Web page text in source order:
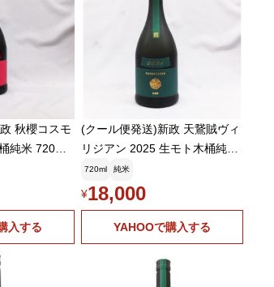
秋櫻コスモ
720ml
入する
(クール便発送)新政 天鵞賊ヴィ
リジアン 2025 生モト木桶純米
純米酒 720ml日本酒(2026年4
月)
720ml 純米
¥18,000
YAHOOで購入する